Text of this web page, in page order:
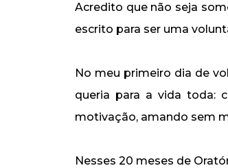
Acredito que não seja
escrito para ser uma
No meu primeiro dia de
queria para a vida toda:
motivação, amando sem
Nesses 20 meses de